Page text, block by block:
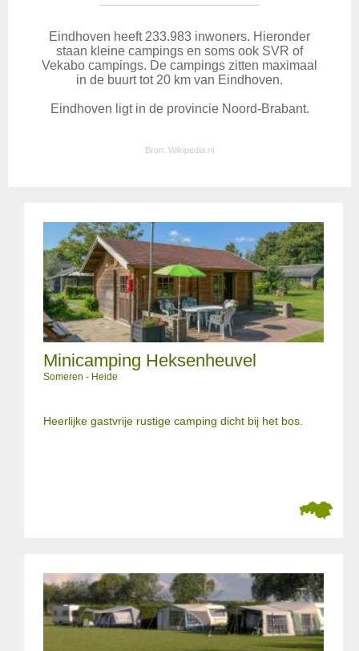
Eindhoven heeft 233.983 inwoners. Hieronder
staan kleine campings en soms ook SVR of
Vekabo campings. De campings zitten maximaal
in de buurt tot 20 km van Eindhoven.
Eindhoven ligt in de provincie Noord-Brabant.
Bron: Wikipedia.nl
Minicamping Heksenheuvel
Someren - Heide
Heerlijke gastvrije rustige camping dicht bij het bos.